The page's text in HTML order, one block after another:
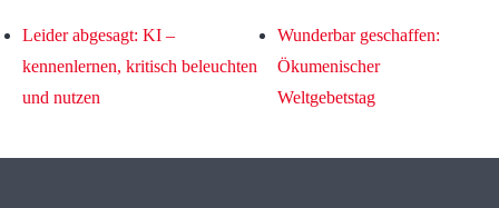
Leider abgesagt: KI –
kennenlernen, kritisch beleuchten
und nutzen
Wunderbar geschaffen:
Ökumenischer
Weltgebetstag